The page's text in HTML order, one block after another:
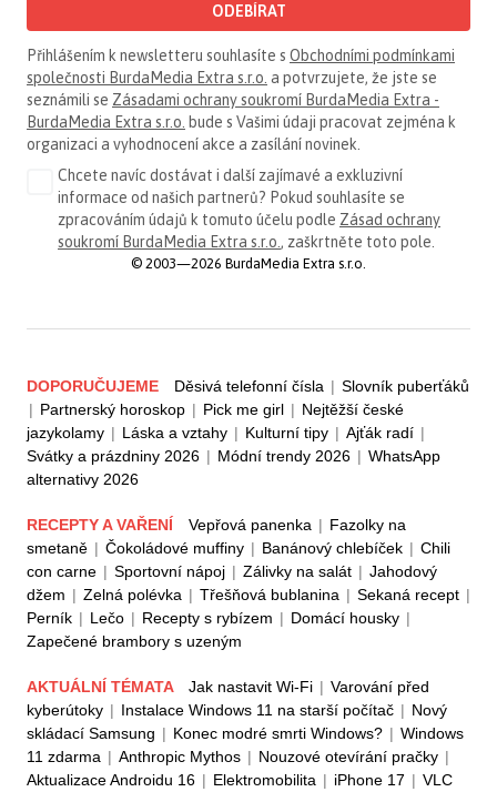
ODEBÍRAT
Přihlášením k newsletteru souhlasíte s Obchodními podmínkami
společnosti BurdaMedia Extra s.r.o. a potvrzujete, že jste se
seznámili se Zásadami ochrany soukromí BurdaMedia Extra -
BurdaMedia Extra s.r.o. bude s Vašimi údaji pracovat zejména k
organizaci a vyhodnocení akce a zasílání novinek.
Chcete navíc dostávat i další zajímavé a exkluzivní
informace od našich partnerů? Pokud souhlasíte se
zpracováním údajů k tomuto účelu podle Zásad ochrany
soukromí BurdaMedia Extra s.r.o. , zaškrtněte toto pole.
© 2003—2026 BurdaMedia Extra s.r.o.
DOPORUČUJEME Děsivá telefonní čísla | Slovník puberťáků
| Partnerský horoskop | Pick me girl | Nejtěžší české
jazykolamy | Láska a vztahy | Kulturní tipy | Ajťák radí |
Svátky a prázdniny 2026 | Módní trendy 2026 | WhatsApp
alternativy 2026
RECEPTY A VAŘENÍ Vepřová panenka | Fazolky na
smetaně | Čokoládové muffiny | Banánový chlebíček | Chili
con carne | Sportovní nápoj | Zálivky na salát | Jahodový
džem | Zelná polévka | Třešňová bublanina | Sekaná recept |
Perník | Lečo | Recepty s rybízem | Domácí housky |
Zapečené brambory s uzeným
AKTUÁLNÍ TÉMATA Jak nastavit Wi-Fi | Varování před
kyberútoky | Instalace Windows 11 na starší počítač | Nový
skládací Samsung | Konec modré smrti Windows? | Windows
11 zdarma | Anthropic Mythos | Nouzové otevírání pračky |
Aktualizace Androidu 16 | Elektromobilita | iPhone 17 | VLC